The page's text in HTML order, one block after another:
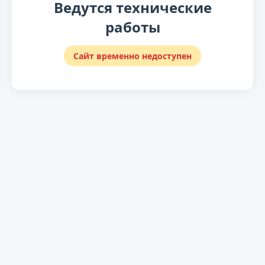
Ведутся технические
работы
Сайт временно недоступен